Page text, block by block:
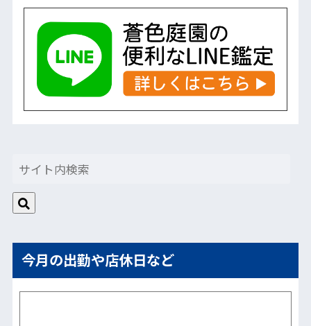
今月の出勤や店休日など